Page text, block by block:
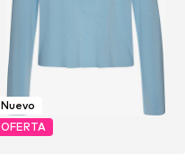
Nuevo
OFERTA